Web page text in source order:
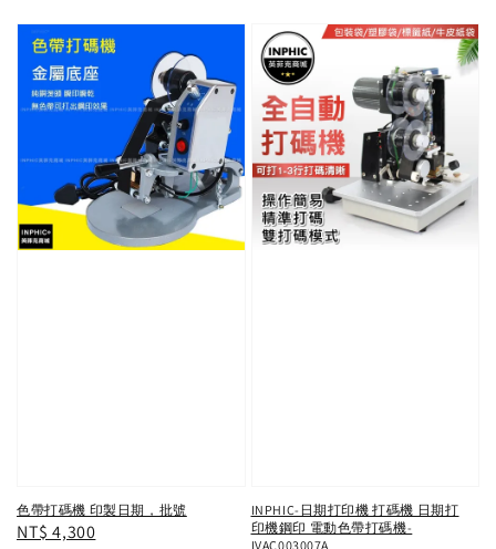
色帶打碼機 印製日期，批號
Regular
NT$ 4,300
INPHIC-日期打印機 打碼機 日期打
印機鋼印 電動色帶打碼機-
IVAC003007A